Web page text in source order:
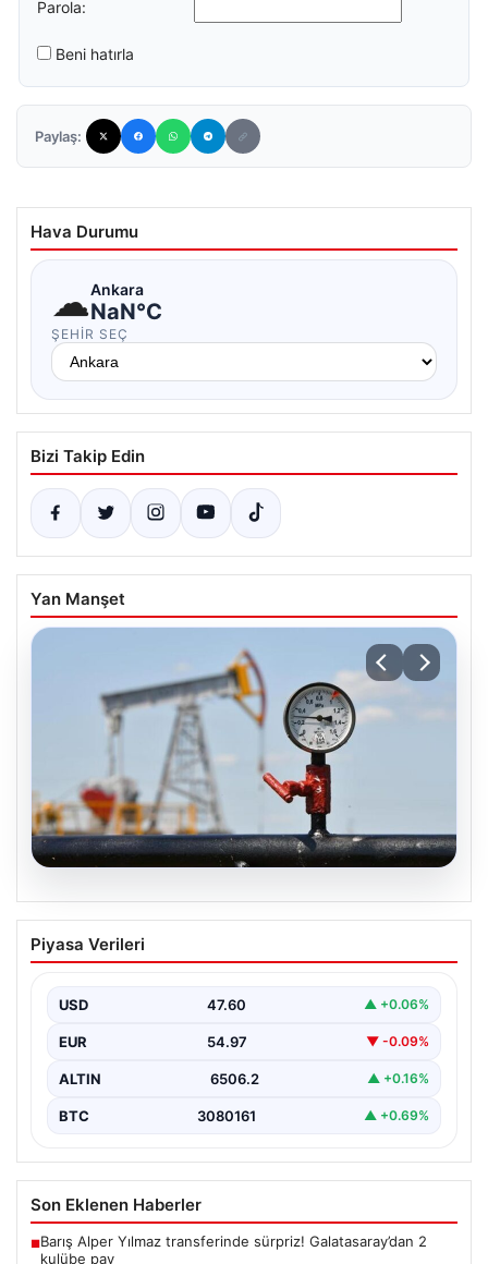
Parola:
Beni hatırla
Paylaş:
Hava Durumu
☁Ankara
NaN°C
ŞEHIR SEÇ
Bizi Takip Edin
Yan Manşet
Petrol fiyatları 25 Mayıs: Petrol fiyatları
düştü mü, ne kadar oldu? Brent petrol
Piyasa Verileri
USD 47.60 ▲ +0.06%
EUR 54.97 ▼ -0.09%
ALTIN 6506.2 ▲ +0.16%
BTC 3080161 ▲ +0.69%
Son Eklenen Haberler
■Barış Alper Yılmaz transferinde sürpriz! Galatasaray’dan 2
kulübe pay